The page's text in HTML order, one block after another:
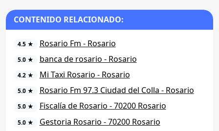
CONTENIDO RELACIONADO:
4.5 ★ Rosario Fm - Rosario
5.0 ★ banca de rosario - Rosario
4.2 ★ Mi Taxi Rosario - Rosario
5.0 ★ Rosario Fm 97.3 Ciudad del Colla - Rosario
5.0 ★ Fiscalía de Rosario - 70200 Rosario
5.0 ★ Gestoria Rosario - 70200 Rosario